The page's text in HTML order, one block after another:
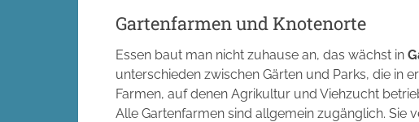
Gartenfarmen und Knotenorte
Essen baut man nicht zuhause an, das wächst in
unterschieden zwischen Gärten und Parks, die in
Farmen, auf denen Agrikultur und Viehzucht
Alle Gartenfarmen sind allgemein zugänglich. Sie